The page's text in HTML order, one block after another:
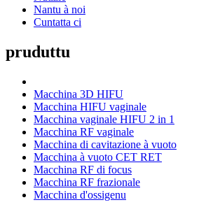
Nantu à noi
Cuntatta ci
pruduttu
Macchina 3D HIFU
Macchina HIFU vaginale
Macchina vaginale HIFU 2 in 1
Macchina RF vaginale
Macchina di cavitazione à vuoto
Macchina à vuoto CET RET
Macchina RF di focus
Macchina RF frazionale
Macchina d'ossigenu